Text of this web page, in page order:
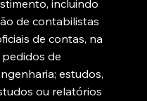
incluindo
de contabilistas
de contas, na
de
estudos,
ou relatórios